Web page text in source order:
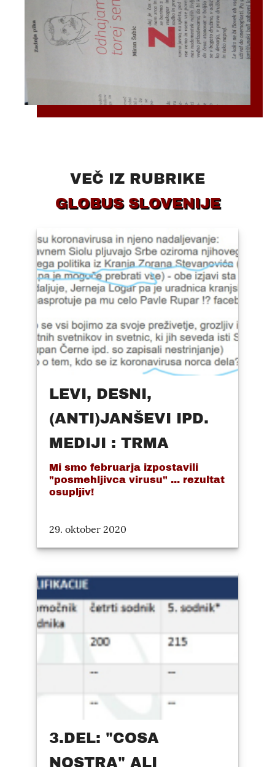
VEČ IZ RUBRIKE
GLOBUS SLOVENIJE
LEVI, DESNI,
(ANTI)JANŠEVI IPD.
MEDIJI : TRMA
Mi smo februarja izpostavili
"posmehljivca virusu" ... rezultat
osupljiv!
29. oktober 2020
3.DEL: "COSA
NOSTRA" ALI